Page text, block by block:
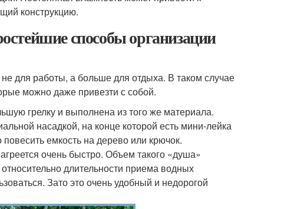
конструкцию.
способы организации
для работы, а больше для отдыха. В таком случае
можно даже привезти с собой.
грелку и выполнена из того же материала.
насадкой, на конце которой есть мини-лейка
емкость на дерево или крючок.
очень быстро. Объем такого «душа»
длительности приема водных
Зато это очень удобный и недорогой